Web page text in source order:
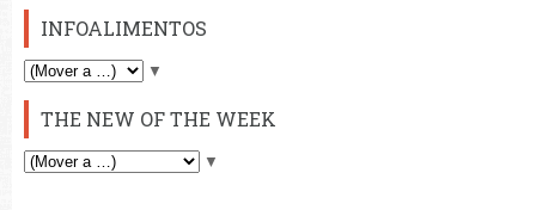
INFOALIMENTOS
▼
THE NEW OF THE WEEK
▼